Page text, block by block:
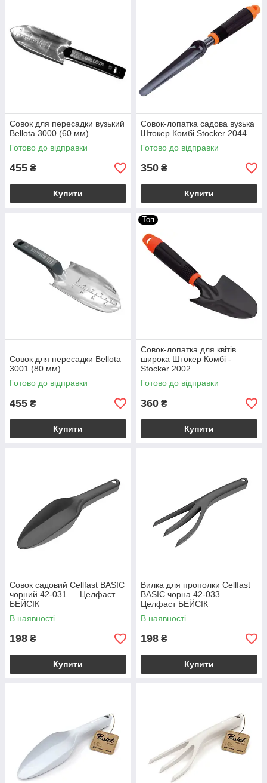
Совок для пересадки вузький
Bellota 3000 (60 мм)
Готово до відправки
455 ₴
Купити
Совок-лопатка садова вузька
Штокер Комбі Stocker 2044
Готово до відправки
350 ₴
Купити
Совок для пересадки Bellota
3001 (80 мм)
Готово до відправки
455 ₴
Купити
Топ
Совок-лопатка для квітів
широка Штокер Комбі -
Stocker 2002
Готово до відправки
360 ₴
Купити
Совок садовий Cellfast BASIC
чорний 42-031 — Целфаст
БЕЙСІК
В наявності
198 ₴
Купити
Вилка для прополки Cellfast
BASIC чорна 42-033 —
Целфаст БЕЙСІК
В наявності
198 ₴
Купити